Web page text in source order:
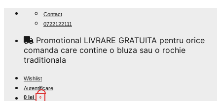
Skip
Contact
0722122111
Promotional LIVRARE GRATUITA pentru orice
comanda care contine o bluza sau o rochie
traditionala
Wishlist
Autentificare
0 lei 0